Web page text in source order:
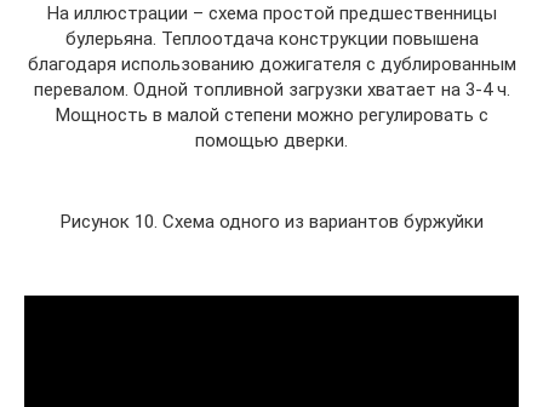
На иллюстрации – схема простой предшественницы
булерьяна. Теплоотдача конструкции повышена
благодаря использованию дожигателя с дублированным
перевалом. Одной топливной загрузки хватает на 3-4 ч.
Мощность в малой степени можно регулировать с
помощью дверки.
Рисунок 10. Схема одного из вариантов буржуйки